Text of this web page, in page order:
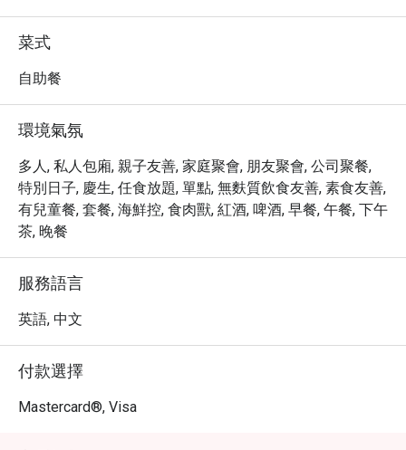
鮮、沙律、壽司刺身、烤肉、各款即叫即製的精緻甜品
等，款式琳瑯滿目，為您帶來高級的味覺及視覺享受，營
造舒適愜意的餐飲體驗。
氛圍：休閒餐飲、家庭聚會、商務會議、現代摩登、浪漫
約會、友善、酒店
設施/服務：信用卡
菜式
自助餐
環境氣氛
多人, 私人包廂, 親子友善, 家庭聚會, 朋友聚會, 公司聚餐,
特別日子, 慶生, 任食放題, 單點, 無麩質飲食友善, 素食友善,
有兒童餐, 套餐, 海鮮控, 食肉獸, 紅酒, 啤酒, 早餐, 午餐, 下午
茶, 晚餐
服務語言
英語, 中文
付款選擇
Mastercard®, Visa